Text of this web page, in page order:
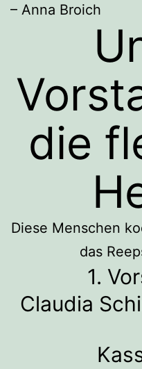
– Anna Broich
die
Diese Menschen
das
1.
Claudia